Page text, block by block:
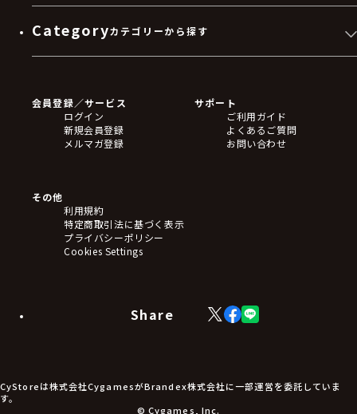
Categoryカテゴリーから探す
フィギュア
アクリルスタンド
バッジ
キーホルダー・ストラップ
ステッカー・シール・カード
タペストリー・ポスター
アームサポーター
ブレードホルダー
食品・飲料品
アパレル小物
アクセサリー
会員登録／サービス
ログイン
新規会員登録
メルマガ登録
サポート
ご利用ガイド
よくあるご質問
お問い合わせ
その他
利用規約
特定商取引法に基づく表示
プライバシーポリシー
Cookies Settings
Share
X
(Twitter)
Facebook
LINE
CyStoreは株式会社CygamesがBrandex株式会社に一部運営を委託していま
す。
© Cygames, Inc.